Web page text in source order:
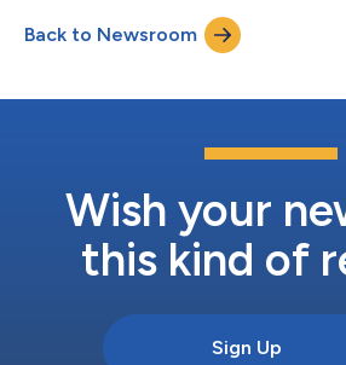
戶用於臨床試驗研究；各地 LabPMM®實驗
服務。 本檢測可偵測 AML 相關的關鍵
AML 中絕大多數的KMT2A融合伴侶1亦為
常見於急性淋巴性白血病 (ALL) 的KMT2A
定量驅動KMT2A易位型急性白血病的常見
人員與生物製藥夥伴提供評估 MRD 及治療
Back to Newsroom
Wish your
this kind of
Sign Up